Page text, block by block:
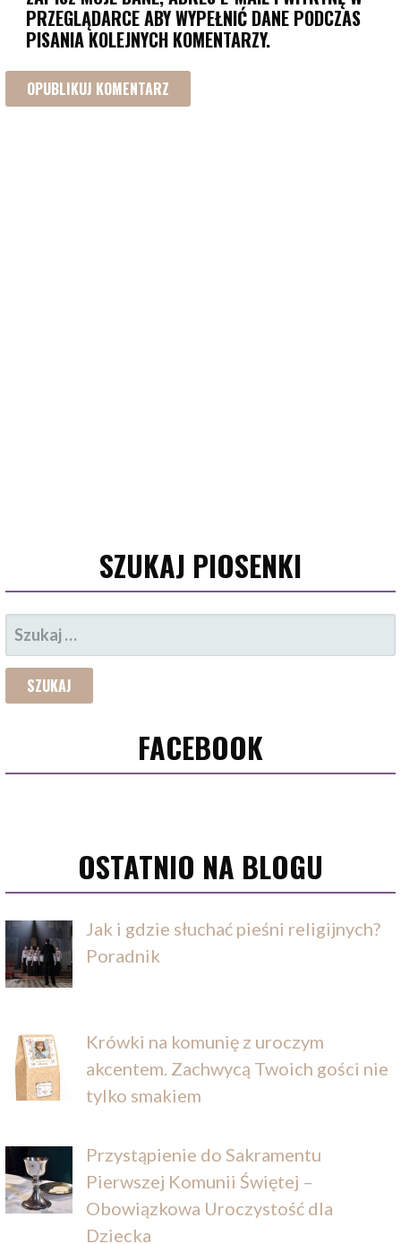
PRZEGLĄDARCE ABY WYPEŁNIĆ DANE PODCZAS
PISANIA KOLEJNYCH KOMENTARZY.
SZUKAJ PIOSENKI
SZUKAJ:
FACEBOOK
OSTATNIO NA BLOGU
Jak i gdzie słuchać pieśni religijnych?
Poradnik
Krówki na komunię z uroczym
akcentem. Zachwycą Twoich gości nie
tylko smakiem
Przystąpienie do Sakramentu
Pierwszej Komunii Świętej –
Obowiązkowa Uroczystość dla
Dziecka